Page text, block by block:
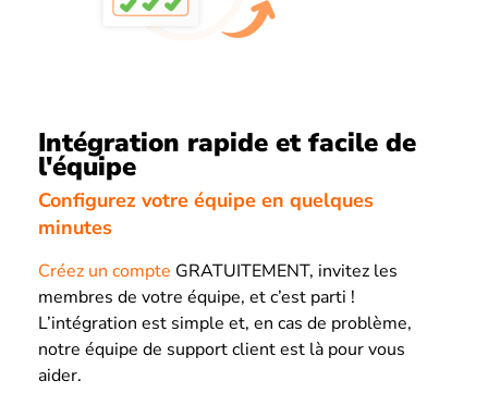
Intégration rapide et facile de
l'équipe
Configurez votre équipe en quelques
minutes
Créez un compte GRATUITEMENT, invitez les
membres de votre équipe, et c’est parti !
L’intégration est simple et, en cas de problème,
notre équipe de support client est là pour vous
aider.